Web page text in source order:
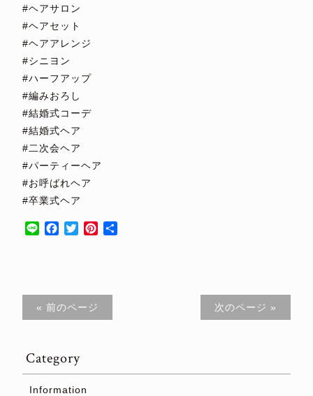
#ヘアサロン
#ヘアセット
#ヘアアレンジ
#シニヨン
#ハーフアップ
#編みおろし
#結婚式コーデ
#結婚式ヘア
#二次会ヘア
#パーティーヘア
#お呼ばれヘア
#卒業式ヘア
Line Facebook
TwitterPinterest
« 前のページ 次のページ »
Category
Information